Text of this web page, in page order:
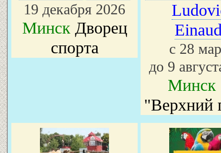
19 декабря 2026
Минск Дворец
спорта
с 28
до 9
Минск
"Верхний